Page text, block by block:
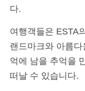
다.
여행객들은 ESTA
랜드마크와 아름다
억에 남을 추억을
떠날 수 있습니다.